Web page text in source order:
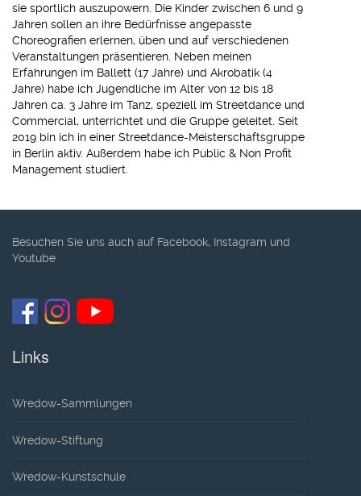
sie sportlich auszupowern. Die Kinder zwischen 6 und 9
Jahren sollen an ihre Bedürfnisse angepasste
Choreografien erlernen, üben und auf verschiedenen
Veranstaltungen präsentieren. Neben meinen
Erfahrungen im Ballett (17 Jahre) und Akrobatik (4
Jahre) habe ich Jugendliche im Alter von 12 bis 18
Jahren ca. 3 Jahre im Tanz, speziell im Streetdance und
Commercial, unterrichtet und die Gruppe geleitet. Seit
2019 bin ich in einer Streetdance-Meisterschaftsgruppe
in Berlin aktiv. Außerdem habe ich Public & Non Profit
Management studiert.
Besuchen Sie uns auch auf Facebook, Instagram und
Youtube
Links
Wredow-Sammlungen
Wredow-Stiftung
Wredow-Kunstschule